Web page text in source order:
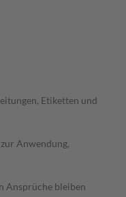
Etiketten und
Anwendung,
Ansprüche bleiben